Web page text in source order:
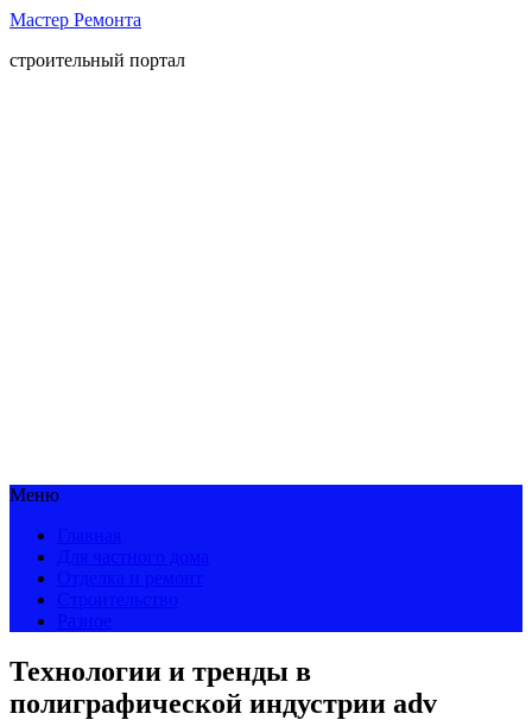
Мастер Ремонта
строительный портал
Меню
Технологии и тренды в
полиграфической индустрии adv